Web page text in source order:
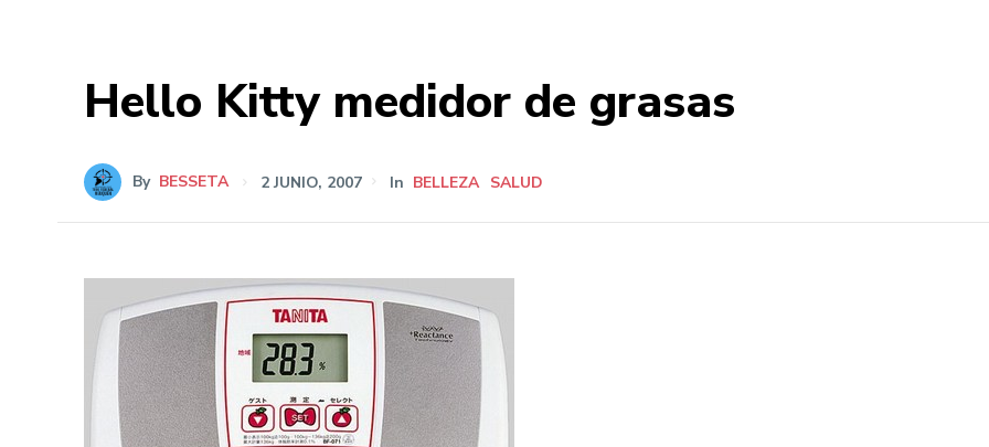
Hello Kitty medidor de grasas
By BESSETA 2 JUNIO, 2007 In BELLEZA SALUD